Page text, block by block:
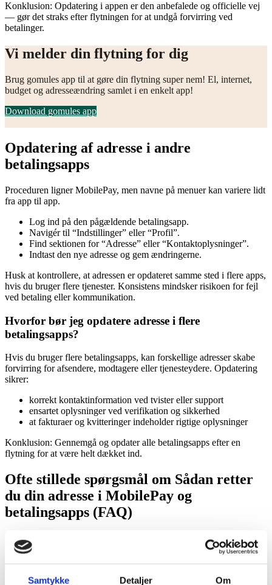
Samtykke Detaljer Om
Konklusion: Opdatering i appen er den anbefalede og officielle vej
— gør det straks efter flytningen for at undgå forvirring ved
betalinger.
Vi melder din flytning for dig
Brug gomules app til at gøre din flytning super nem! El, internet,
budget og adresseændring samlet i en enkelt app!
Download gomules app
Opdatering af adresse i andre
betalingsapps
Proceduren ligner MobilePay, men navne på menuer kan variere lidt
fra app til app.
Log ind på den pågældende betalingsapp.
Navigér til “Indstillinger” eller “Profil”.
Find sektionen for “Adresse” eller “Kontaktoplysninger”.
Indtast den nye adresse og gem ændringerne.
Husk at kontrollere, at adressen er opdateret samme sted i flere apps,
hvis du bruger flere tjenester. Konsistens mindsker risikoen for fejl
ved betaling eller kommunikation.
Hvorfor bør jeg opdatere adresse i flere
betalingsapps?
Hvis du bruger flere betalingsapps, kan forskellige adresser skabe
forvirring for afsendere, modtagere eller tjenesteydere. Opdatering
sikrer:
korrekt kontaktinformation ved tvister eller support
ensartet oplysninger ved verifikation og sikkerhed
at fakturaer og kvitteringer indeholder rigtige oplysninger
Konklusion: Gennemgå og opdater alle betalingsapps efter en
flytning for at være helt dækket ind.
Ofte stillede spørgsmål om Sådan retter
du din adresse i MobilePay og
betalingsapps (FAQ)
Hvordan ændrer jeg min adresse i MobilePay?
Åbn MobilePay-appen, gå til ‘Profil’ eller ‘Indstillinger’, vælg